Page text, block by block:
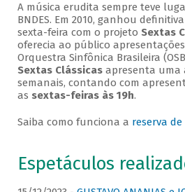
A música erudita sempre teve
BNDES. Em 2010, ganhou
sexta-feira com o projeto Sextas
oferecia ao público
Orquestra Sinfônica Brasileira
Sextas Clássicasapresenta uma
semanais, contando com
as sextas-feiras às 19h.
Saiba como funciona a reserva
Espetáculos